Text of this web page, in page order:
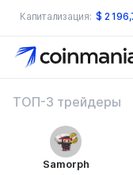
Капитализация: $ 2
ТОП-3 трейдеры
Samorph